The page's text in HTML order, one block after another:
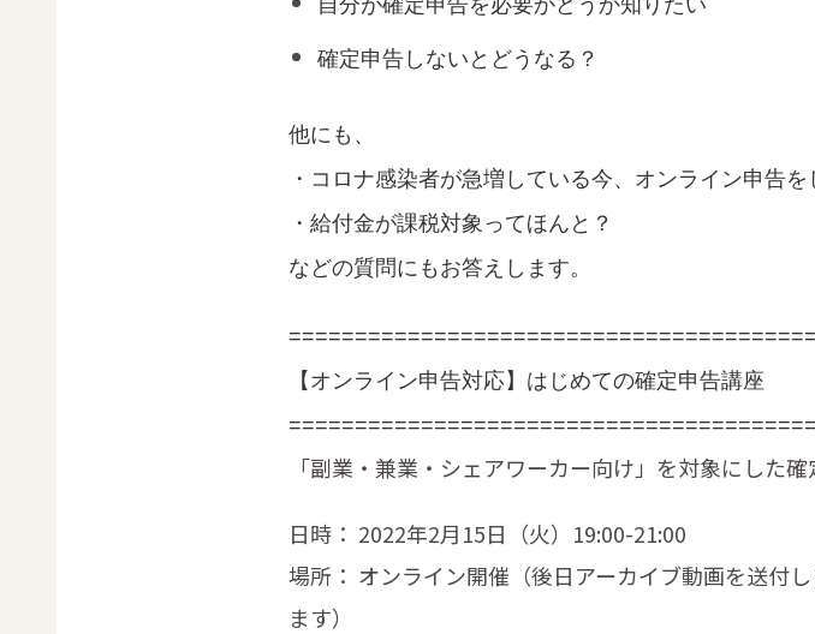
確定申告しないとどうなる？
他にも、
・コロナ感染者が急増している今、オンライン申告を
・給付金が課税対象ってほんと？
などの質問にもお答えします。
【オンライン申告対応】はじめての確定申告講座
「副業・兼業・シェアワーカー向け」を対象にした確
日時： 2022年2月15日（火）19:00-21:00
場所： オンライン開催（後日アーカイブ動画を送付
ます）